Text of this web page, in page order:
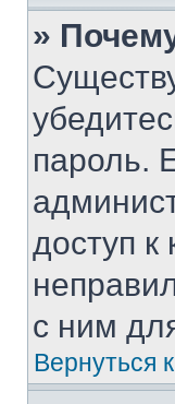
»
пароль.
доступ
с ним
Вернуться